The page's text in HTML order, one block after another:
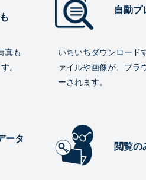
真も
。
自動プ
いちいちダウンロード
ァイルや画像が、ブラ
ーされます。
ータ
閲覧の